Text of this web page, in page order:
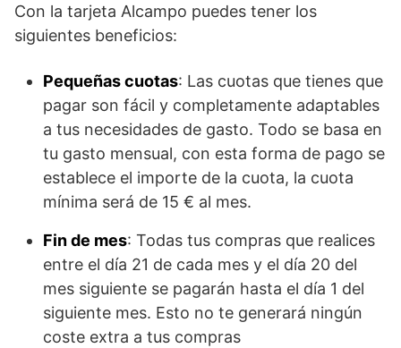
Con la tarjeta Alcampo puedes tener los
siguientes beneficios:
Pequeñas cuotas: Las cuotas que tienes que
pagar son fácil y completamente adaptables
a tus necesidades de gasto. Todo se basa en
tu gasto mensual, con esta forma de pago se
establece el importe de la cuota, la cuota
mínima será de 15 € al mes.
Fin de mes: Todas tus compras que realices
entre el día 21 de cada mes y el día 20 del
mes siguiente se pagarán hasta el día 1 del
siguiente mes. Esto no te generará ningún
coste extra a tus compras